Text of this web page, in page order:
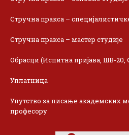
Стручна пракса –
Стручна пракса – мастер студије
Обрасци (Испитна пријава, ШВ-20,
Уплатница
Упутство за писање академских
професору